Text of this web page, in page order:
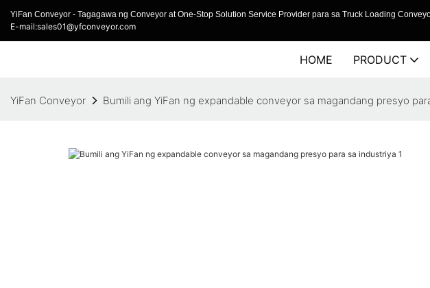
YiFan Conveyor - Tagagawa ng Conveyor at One-Stop Solution Service Provider para sa Truck Loading
E-mail:sales01@yfconveyor.com
HOME PRODUCT
YiFan Conveyor Bumili ang YiFan ng expandable conveyor sa magandang presyo